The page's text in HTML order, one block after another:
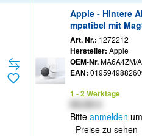
Apple - Hintere
mpatibel mit
Phone 16
Art. Nr.: 1272212
Hersteller: Apple
OEM-Nr.MA6A4ZM/A
EAN:
1 - 2 Werktage
XX,XX €
Bitte anmelden um
Preise zu sehen